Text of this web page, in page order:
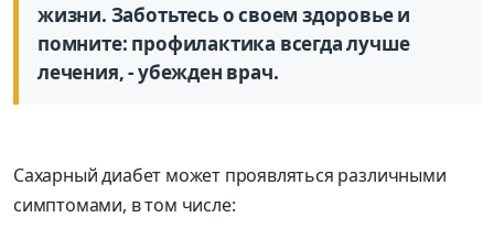
жизни. Заботьтесь о своем здоровье и
помните: профилактика всегда лучше
лечения, - убежден врач.
Сахарный диабет может проявляться различными
симптомами, в том числе: